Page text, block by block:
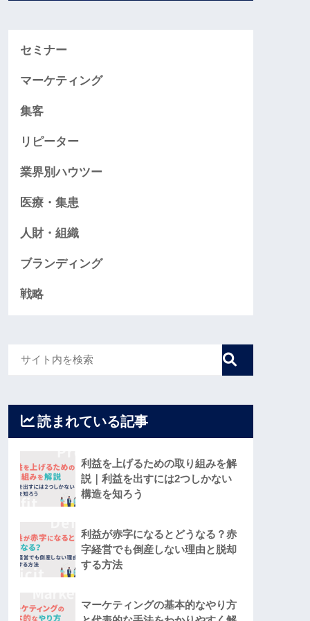
セミナー
マーケティング
集客
リピーター
業界別ハウツー
医療・集患
人財・組織
ブランディング
戦略
読まれている記事
利益を上げるための取り組みを解
説｜利益を出すには2つしかない
構造を知ろう
利益が赤字になるとどうなる？赤
字経営でも倒産しない理由と脱却
する方法
マーケティングの基本的なやり方